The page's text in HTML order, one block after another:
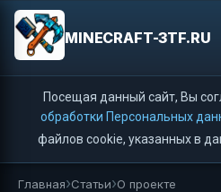
MINECRAFT-3TF.RU
Посещая данный сайт, Вы
обработки Персональных
файлов cookie, указанных в
Главная Статьи О проекте